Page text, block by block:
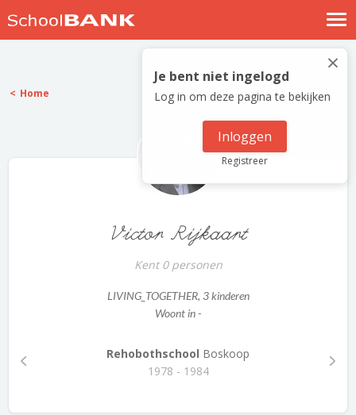
Nostalgische verhalen
Log in
Meld je gratis aan
×
Je bent niet ingelogd
Log in om deze pagina te bekijken
Inloggen
Registreer
Home
Victor Rijkaart
Kent 0 personen
LIVING_TOGETHER, 3 kinderen
Woont in -
Rehobothschool Boskoop
1978 - 1984